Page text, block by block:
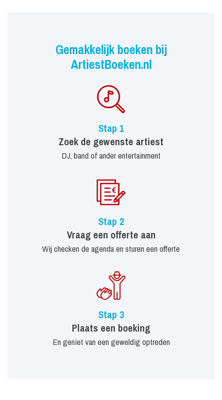
Gemakkelijk boeken bij
ArtiestBoeken.nl
Stap 1
Zoek de gewenste artiest
DJ, band of ander entertainment
Stap 2
Vraag een offerte aan
Wij checken de agenda en sturen een offerte
Stap 3
Plaats een boeking
En geniet van een geweldig optreden